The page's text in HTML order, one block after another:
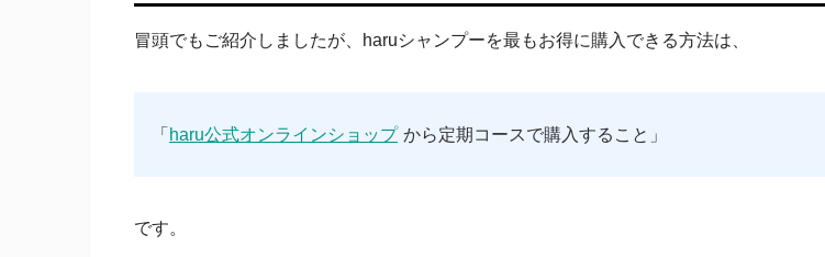
冒頭でもご紹介しましたが、haruシャンプーを最もお得に購入できる方法は、
「 haru公式オンラインショップ から定期コースで購入すること」
です。